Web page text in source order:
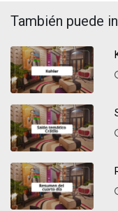
También puede